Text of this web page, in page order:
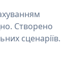
Створено
сценаріїв.